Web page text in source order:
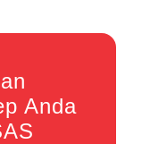
Anda